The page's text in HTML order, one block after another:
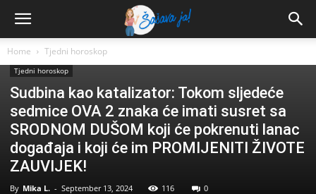
Home Tjedni horoskop
Tjedni horoskop
Sudbina kao katalizator: Tokom sljedeće
sedmice OVA 2 znaka će imati susret sa
SRODNOM DUŠOM koji će pokrenuti lanac
događaja i koji će im PROMIJENITI ŽIVOTE
ZAUVIJEK!
By Mika L. - September 13, 2024 116 0